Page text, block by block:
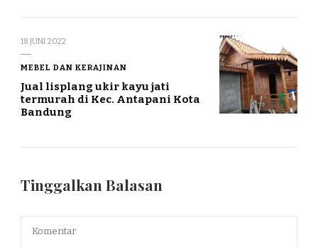
18 JUNI 2022
MEBEL DAN KERAJINAN
Jual lisplang ukir kayu jati
termurah di Kec. Antapani Kota
Bandung
Tinggalkan Balasan